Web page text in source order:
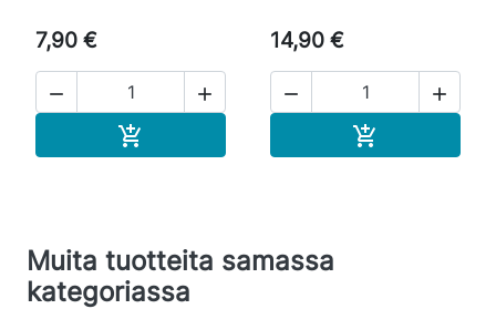
7,90 €
 

14,90 €
 

Muita tuotteita samassa
kategoriassa